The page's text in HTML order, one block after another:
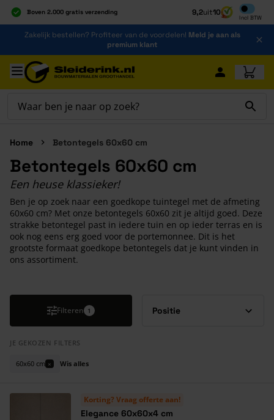
Boven 2.000 gratis verzending
Al 40 jaar dé specialist
Alles onder één dak
9,2uit10
Incl BTW
Inclusief
Ga naar de inhoud
Zakelijk bestellen? Profiteer van de voordelen! Meld je aan als
premium klant
Ga naar hoofdinhoud
Home Betontegels 60x60 cm
Betontegels 60x60 cm
Een heuse klassieker!
Ben je op zoek naar een goedkope tuintegel met de afmeting
60x60 cm? Met onze betontegels 60x60 zit je altijd goed. Deze
strakke betontegel past in iedere tuin en op ieder terras en is
ook nog eens erg goed voor de portemonnee. Dit is het
grootste formaat goedkope betontegels dat je kunt vinden in
ons assortiment.
Filteren 1
JE GEKOZEN FILTERS
60x60 cm × Wis alles
Korting? Vraag offerte aan!
Elegance 60x60x4 cm